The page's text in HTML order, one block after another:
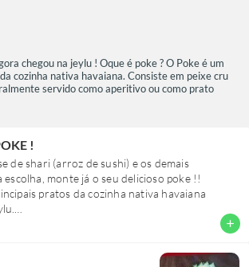
chegou na jeylu ! Oque é poke ? O Poke é um
cozinha nativa havaiana. Consiste em peixe cru
servido como aperitivo ou como prato
!
de shari (arroz de sushi) e os demais
escolha, monte já o seu delicioso poke !!
pratos da cozinha nativa havaiana
poderá montar o seu delicioso poke !
por favor colocar na observação do prato)
add